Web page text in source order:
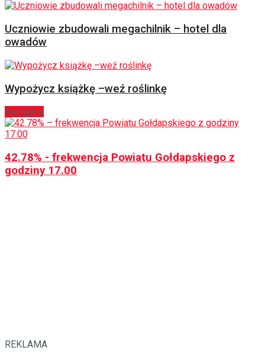
Uczniowie zbudowali megachilnik – hotel dla
owadów
Wypożycz książkę –weź roślinkę
Następny
42.78% - frekwencja Powiatu Gołdapskiego z
godziny 17.00
REKLAMA